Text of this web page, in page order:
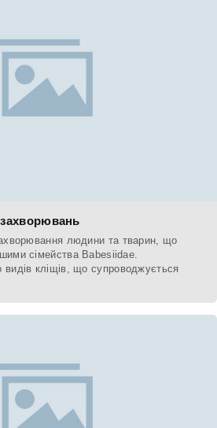
людини та тварин, що
сімейства Вabesiidae.
видів кліщів, що супроводжується